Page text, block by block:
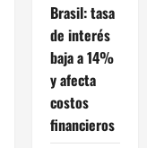
Brasil: tasa
de interés
baja a 14%
y afecta
costos
financieros